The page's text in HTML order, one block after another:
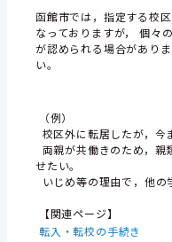
函館市では，指定する校
なっておりますが， 個々
が認められる場合があり
い。
（例）
校区外に転居したが，今
両親が共働きのため，親
せたい。
いじめ等の理由で，他の
【関連ページ】
転入・転校の手続き